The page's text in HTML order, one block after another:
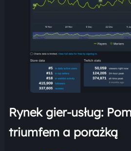
Rynek gier-usług:
triumfem a porażką